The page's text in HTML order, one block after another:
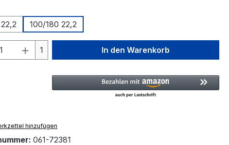
100/180 22,2
Anzahl: Gib den gewünschten Wert
1 In den Warenkorb
hinzufügen
061-72381